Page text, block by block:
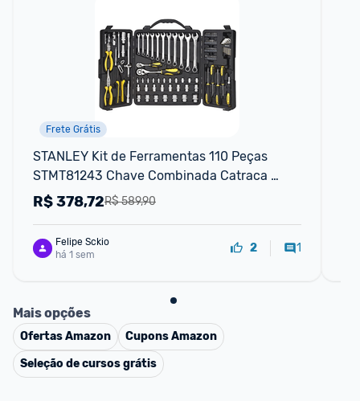
Frete Grátis
STANLEY Kit de Ferramentas 110 Peças
STMT81243 Chave Combinada Catraca
Alicates
R$ 589,90
R$378,72
Felipe Sckio
há 1 sem
2 1
Mais opções
OfertasAmazon CuponsAmazon
Seleção de cursos grátis